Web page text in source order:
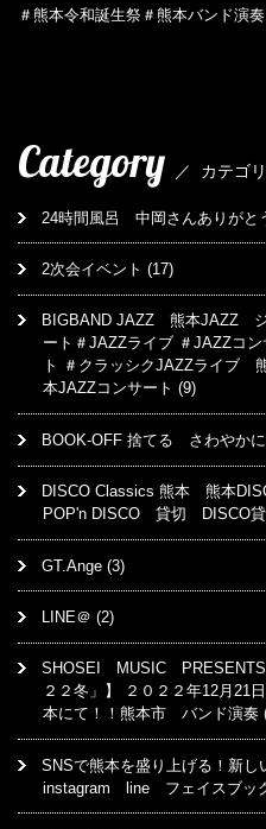
＃熊本令和誕生祭＃熊本バンド演奏
Category ／ カテゴ
24時間風呂 中岡さんありがと
2次会イベント (17)
BIGBAND JAZZ 熊本JAZZ
ート＃JAZZライブ ＃JAZZコ
ト ＃クラッシクJAZZライブ
本JAZZコンサート (9)
BOOK-OFF 捨てる さわやか
DISCO Classics 熊本 熊本
POP'n DISCO 貸切 DISCO
GT.Ange (3)
LINE＠ (2)
SHOSEI MUSIC PRESENTS
２２冬」】 ２０２２年12月21
本にて！！熊本市 バンド演奏
SNSで熊本を盛り上げる！新
instagram line フェイスブッ